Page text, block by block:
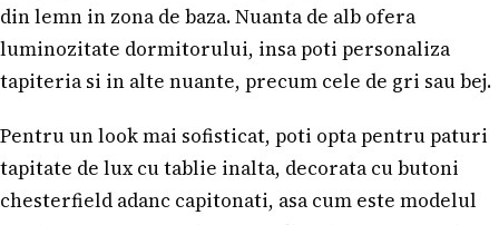
din lemn in zona de baza. Nuanta de alb ofera
luminozitate dormitorului, insa poti personaliza
tapiteria si in alte nuante, precum cele de gri sau bej.
Pentru un look mai sofisticat, poti opta pentru paturi
tapitate de lux cu tablie inalta, decorata cu butoni
chesterfield adanc capitonati, asa cum este modelul